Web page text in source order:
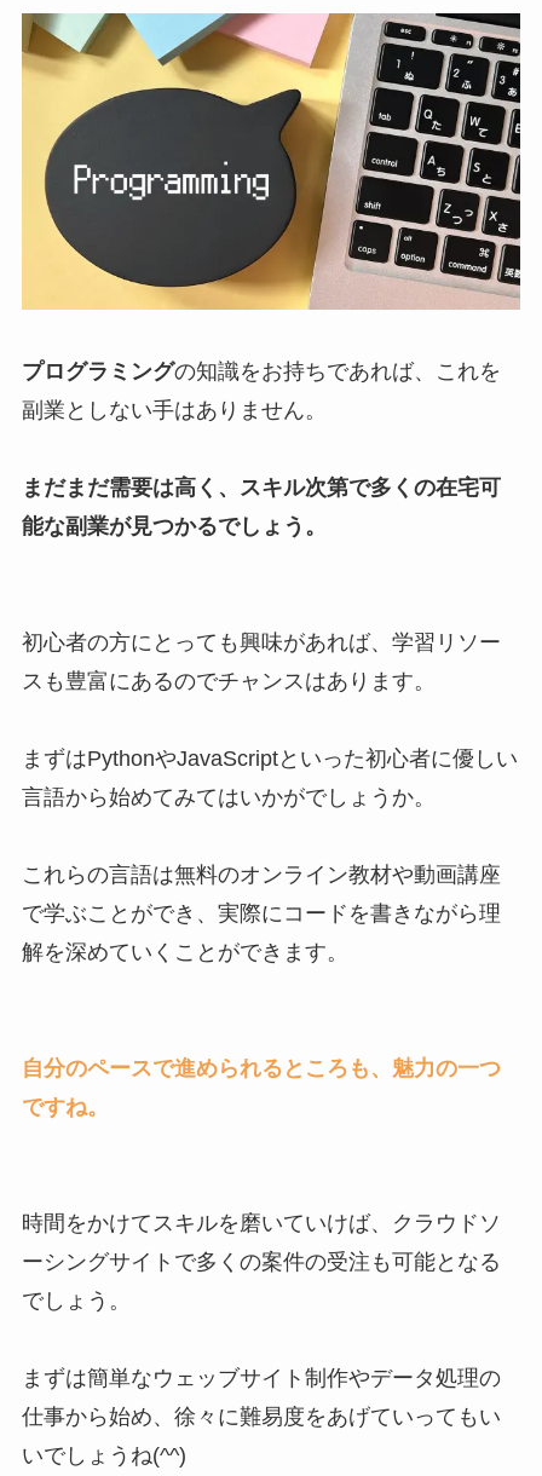
プログラミングの知識をお持ちであれば、これを
副業としない手はありません。
まだまだ需要は高く、スキル次第で多くの在宅可
能な副業が見つかるでしょう。
初心者の方にとっても興味があれば、学習リソー
スも豊富にあるのでチャンスはあります。
まずはPythonやJavaScriptといった初心者に優しい
言語から始めてみてはいかがでしょうか。
これらの言語は無料のオンライン教材や動画講座
で学ぶことができ、実際にコードを書きながら理
解を深めていくことができます。
自分のペースで進められるところも、魅力の一つ
ですね。
時間をかけてスキルを磨いていけば、クラウドソ
ーシングサイトで多くの案件の受注も可能となる
でしょう。
まずは簡単なウェッブサイト制作やデータ処理の
仕事から始め、徐々に難易度をあげていってもい
いでしょうね(^^)